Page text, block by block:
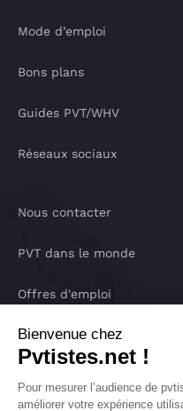
Mode d’emploi
Bons plans
Guides PVT/WHV
Réseaux sociaux
Nous contacter
PVT dans le monde
Offres d'emploi
Notre Podcast
Bienvenue chez
Pvtistes.net !
Pour mesurer l’audience de
améliorer votre expérience